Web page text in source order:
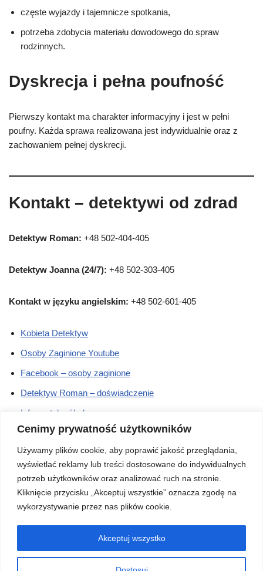
Cenimy prywatność użytkowników
Używamy plików cookie, aby poprawić jakość przeglądania,
wyświetlać reklamy lub treści dostosowane do indywidualnych
potrzeb użytkowników oraz analizować ruch na stronie.
Kliknięcie przycisku „Akceptuj wszystkie” oznacza zgodę na
wykorzystywanie przez nas plików cookie.
Akceptuj wszystko
częste wyjazdy i tajemnicze spotkania,
potrzeba zdobycia materiału dowodowego do spraw
rodzinnych.
Dyskrecja i pełna poufność
Pierwszy kontakt ma charakter informacyjny i jest w pełni
poufny. Każda sprawa realizowana jest indywidualnie oraz z
zachowaniem pełnej dyskrecji.
Kontakt – detektywi od zdrad
Detektyw Roman: +48 502-404-405
Detektyw Joanna (24/7): +48 502-303-405
Kontakt w języku angielskim: +48 502-601-405
Kobieta Detektyw
Osoby Zaginione Youtube
Facebook – osoby zaginione
Detektyw Roman – doświadczenie
Informatyka śledcza
Cennik – działania międzynarodowe
Cennik – działania na terenie Polski
Prywatny Detektyw Tomaszów
Mazowiecki – kontakt
Telefon kontaktowy: 502-404-405